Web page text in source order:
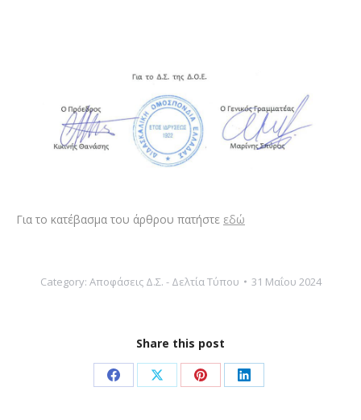
Για το κατέβασμα του άρθρου πατήστε εδώ
Category: Αποφάσεις Δ.Σ. - Δελτία Τύπου 31 Μαΐου 2024
Share this post
Share Share Share Share